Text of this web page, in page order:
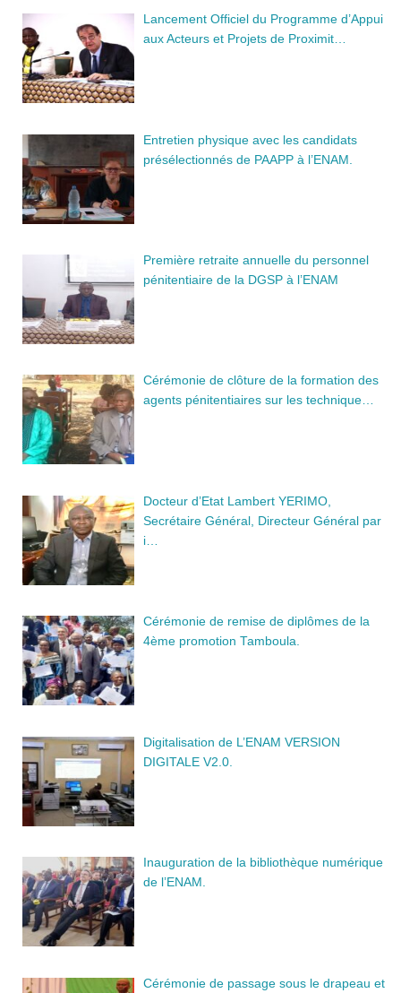
Lancement Officiel du Programme d’Appui
aux Acteurs et Projets de Proximit…
Entretien physique avec les candidats
présélectionnés de PAAPP à l’ENAM.
Première retraite annuelle du personnel
pénitentiaire de la DGSP à l’ENAM
Cérémonie de clôture de la formation des
agents pénitentiaires sur les technique…
Docteur d’Etat Lambert YERIMO,
Secrétaire Général, Directeur Général par
i…
Cérémonie de remise de diplômes de la
4ème promotion Tamboula.
Digitalisation de L’ENAM VERSION
DIGITALE V2.0.
Inauguration de la bibliothèque numérique
de l’ENAM.
Cérémonie de passage sous le drapeau et